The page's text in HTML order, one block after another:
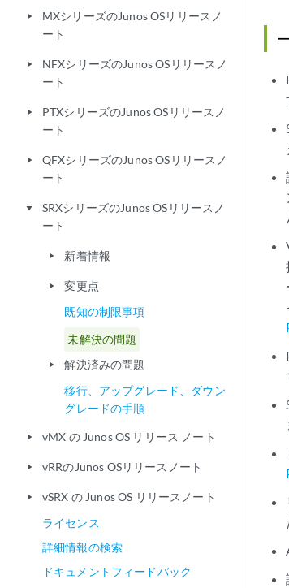
play_arrow
MXシリーズのJunos OSリリースノ
ート
play_arrow
NFXシリーズのJunos OSリリースノ
ート
play_arrow
PTXシリーズのJunos OSリリースノ
ート
play_arrow
QFXシリーズのJunos OSリリースノ
ート
play_arrow
SRXシリーズのJunos OSリリースノ
ート
play_arrow 新着情報
play_arrow
変更点
既知の制限事項
未解決の問題
play_arrow
解決済みの問題
移行、アップグレード、ダウン
グレードの手順
play_arrow vMX の Junos OS リリース ノート
play_arrow vRRのJunos OSリリースノート
play_arrow
vSRX の Junos OS リリースノート
ライセンス
詳細情報の検索
ドキュメントフィードバック